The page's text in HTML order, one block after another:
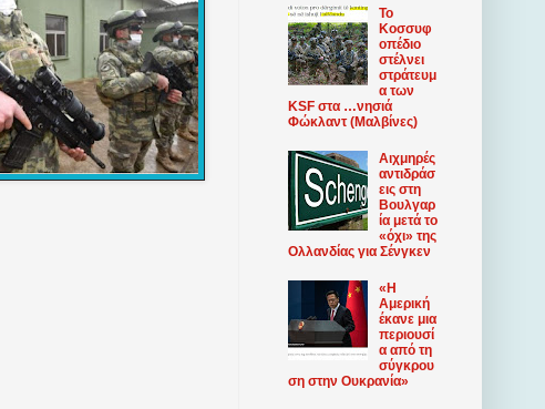
Το
Κοσσυφ
οπέδιο
στέλνει
στράτευμ
α των
KSF στα …νησιά
Φώκλαντ (Μαλβίνες)
Αιχμηρές
αντιδράσ
εις στη
Βουλγαρ
ία μετά το
«όχι» της
Ολλανδίας για Σένγκεν
«Η
Αμερική
έκανε μια
περιουσί
α από τη
σύγκρου
ση στην Ουκρανία»